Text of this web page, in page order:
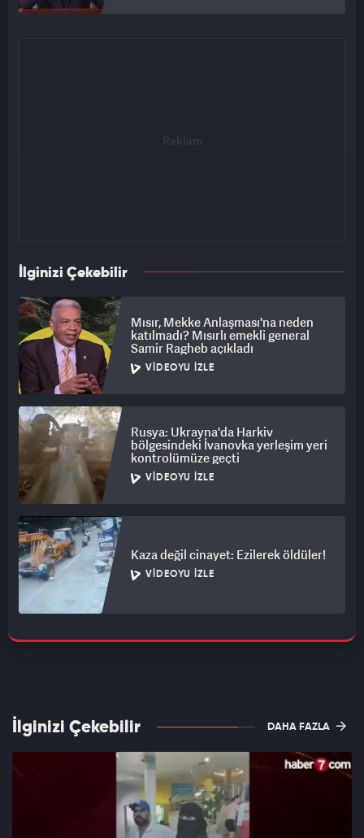
İlginizi Çekebilir
Mısır, Mekke Anlaşması'na neden
katılmadı? Mısırlı emekli general
Samir Ragheb açıkladı
VIDEOYU İZLE
Rusya: Ukrayna'da Harkiv
bölgesindeki İvanovka yerleşim yeri
kontrolümüze geçti
VIDEOYU İZLE
Kaza değil cinayet: Ezilerek öldüler!
VIDEOYU İZLE
İlginizi Çekebilir DAHA FAZLA